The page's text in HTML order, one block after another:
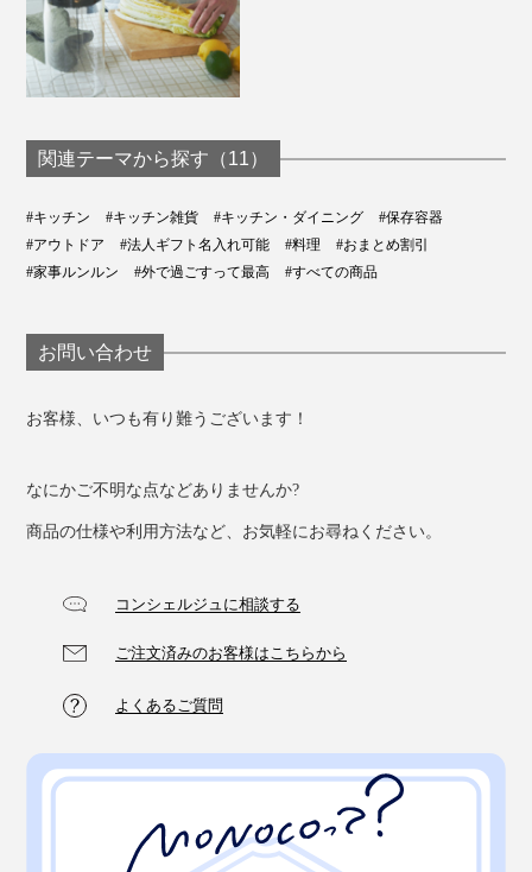
関連テーマから探す（11）
#キッチン #キッチン雑貨 #キッチン・ダイニング
#保存容器
#アウトドア
#法人ギフト名入れ可能 #料理
#おまとめ割引
#家事ルンルン
#外で過ごすって最高 #すべての商品
お問い合わせ
お客様、いつも有り難うございます！
なにかご不明な点などありませんか?
商品の仕様や利用方法など、お気軽にお尋ねください。
コンシェルジュに相談する
ご注文済みのお客様はこちらから
よくあるご質問